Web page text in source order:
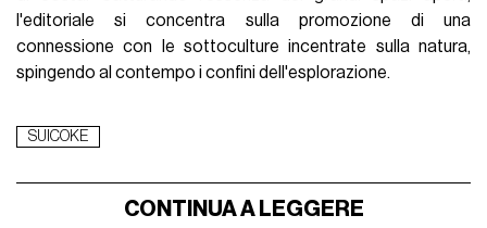
l'editoriale si concentra sulla promozione di una
connessione con le sottoculture incentrate sulla natura,
spingendo al contempo i confini dell'esplorazione.
SUICOKE
CONTINUA A LEGGERE